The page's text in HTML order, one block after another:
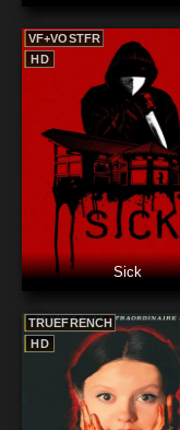
HD
VF+VOSTFR
Sick
HD
TRUEFRENCH